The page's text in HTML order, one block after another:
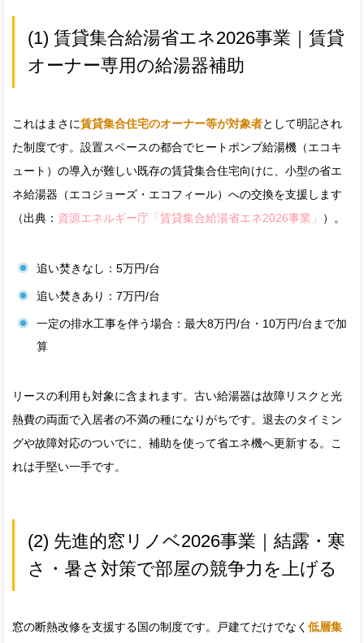
(1) 賃貸集合給湯省エネ2026事業｜賃貸
オーナー専用の給湯器補助
これはまさに賃貸集合住宅のオーナー等が対象者として明記され
た制度です。設置スペースの都合でヒートポンプ給湯機（エコキ
ュート）の導入が難しい既存の賃貸集合住宅向けに、小型の省エ
ネ給湯器（エコジョーズ・エコフィール）への交換を支援します
（出典： 資源エネルギー庁「賃貸集合給湯省エネ2026事業」 ）。
追い焚きなし：5万円/台
追い焚きあり：7万円/台
一定の排水工事を伴う場合：最大8万円/台・10万円/台まで加
算
リースの利用も対象に含まれます。古い給湯器は故障リスクと光
熱費の両面で入居者の不満の種になりがちです。退去のタイミン
グや故障対応のついでに、補助を使って省エネ機へ更新する。こ
れは手堅い一手です。
(2) 先進的窓リノベ2026事業｜結露・寒
さ・暑さ対策で部屋の競争力を上げる
窓の断熱改修を支援する国の制度です。戸建てだけでなく 低層集